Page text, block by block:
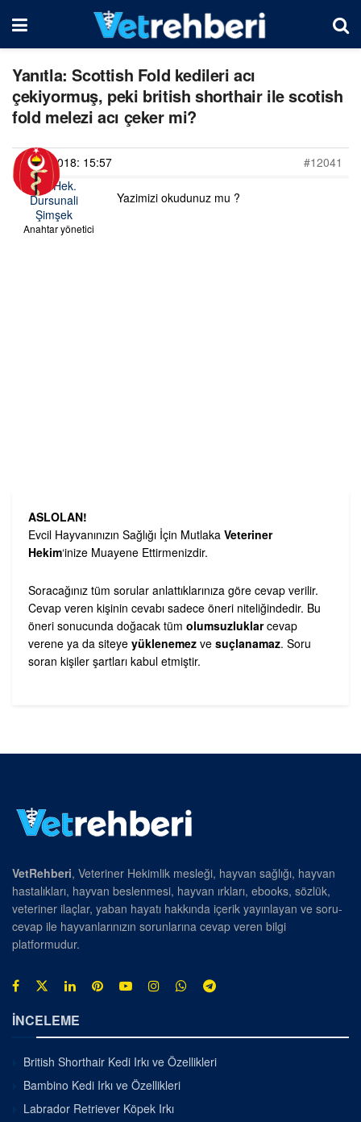
Yanıtla: Scottish Fold kedileri acı
çekiyormuş, peki british shorthair ile scotish
fold melezi acı çeker mi?
21/07/2018: 15:57
#12041
Vet. Hek.
Dursunali
Şimşek
Anahtar yönetici
Yazimizi okudunuz mu ?
ASLOLAN!
Evcil Hayvanınızın Sağlığı İçin Mutlaka Veteriner
Hekim‘inize Muayene Ettirmenizdir.
Soracağınız tüm sorular anlattıklarınıza göre cevap verilir.
Cevap veren kişinin cevabı sadece öneri niteliğindedir. Bu
öneri sonucunda doğacak tüm olumsuzluklarcevap
verene ya da siteye yüklenemez ve suçlanamaz. Soru
soran kişiler şartları kabul etmiştir.
VetRehberi, Veteriner Hekimlik mesleği, hayvan sağlığı, hayvan
hastalıkları, hayvan beslenmesi, hayvan ırkları, ebooks, sözlük,
veteriner ilaçlar, yaban hayatı hakkında içerik yayınlayan ve soru-
cevap ile hayvanlarınızın sorunlarına cevap veren bilgi
platformudur.
İNCELEME
British Shorthair Kedi Irkı ve Özellikleri
Bambino Kedi Irkı ve Özellikleri
Labrador Retriever Köpek Irkı